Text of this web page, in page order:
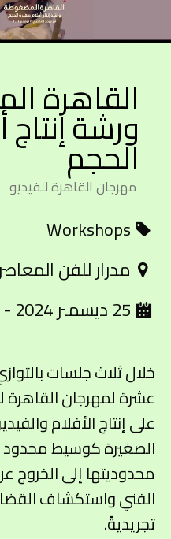
القاهرة
ورشة
الحجم
مهرجان القاهرة للفيديو
Workshops
مدرار للفن
25 ديسمبر 2024 - 15 ديسمبر 2024
خلال ثلاث جلسات
عشرة لمهرجان القاهرة
على إنتاج الأفلام
الصغيرة كوسيط محدود
محدوديتها إلى الخروج
الفني واستكشاف
تجريديةً.